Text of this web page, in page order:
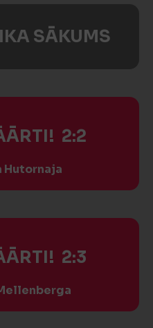
SĀKUMS
2:2
Hutornaja
2:3